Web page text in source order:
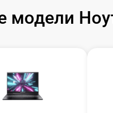
модели